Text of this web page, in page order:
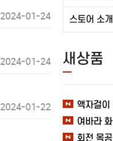
2024-01-24
2024-01-24
2024-01-22
스토어 소개
새상품